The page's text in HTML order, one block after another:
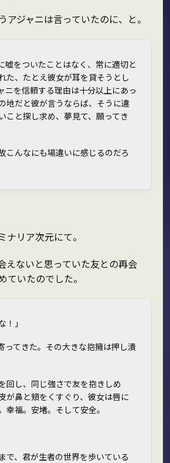
アジャニは言っていたのに、と。
嘘をついたことはなく、常に適切と
た、たとえ彼女が耳を貸そうとし
ニを信頼する理由は十分以上にあっ
地だと彼が言うならば、そうに違
こと探し求め、夢見て、願ってき
こんなにも場違いに感じるのだろ
ナリア次元にて。
えないと思っていた友との再会
ていたのでした。
！」
ってきた。その大きな抱擁は押し潰
回し、同じ強さで友を抱きしめ
が鼻と頬をくすぐり、彼女は唇に
幸福。安堵。そして安全。
で、君が生者の世界を歩いている